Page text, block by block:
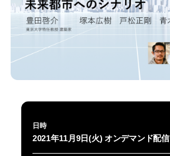
日時
2021年11月9日(火) オンデマンド配信